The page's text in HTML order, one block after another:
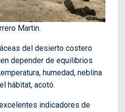
Martin.
del desierto costero
depender de equilibrios
humedad, neblina
hábitat, acotó.
indicadores de